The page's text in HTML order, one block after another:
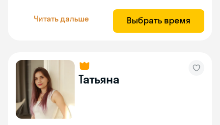
Читать дальше Выбрать время
Татьяна